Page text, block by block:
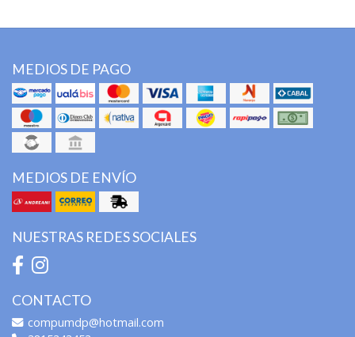
MEDIOS DE PAGO
MEDIOS DE ENVÍO
NUESTRAS REDES SOCIALES
CONTACTO
compumdp@hotmail.com